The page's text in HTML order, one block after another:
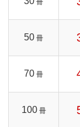
冊
50 冊
70 冊
100 冊